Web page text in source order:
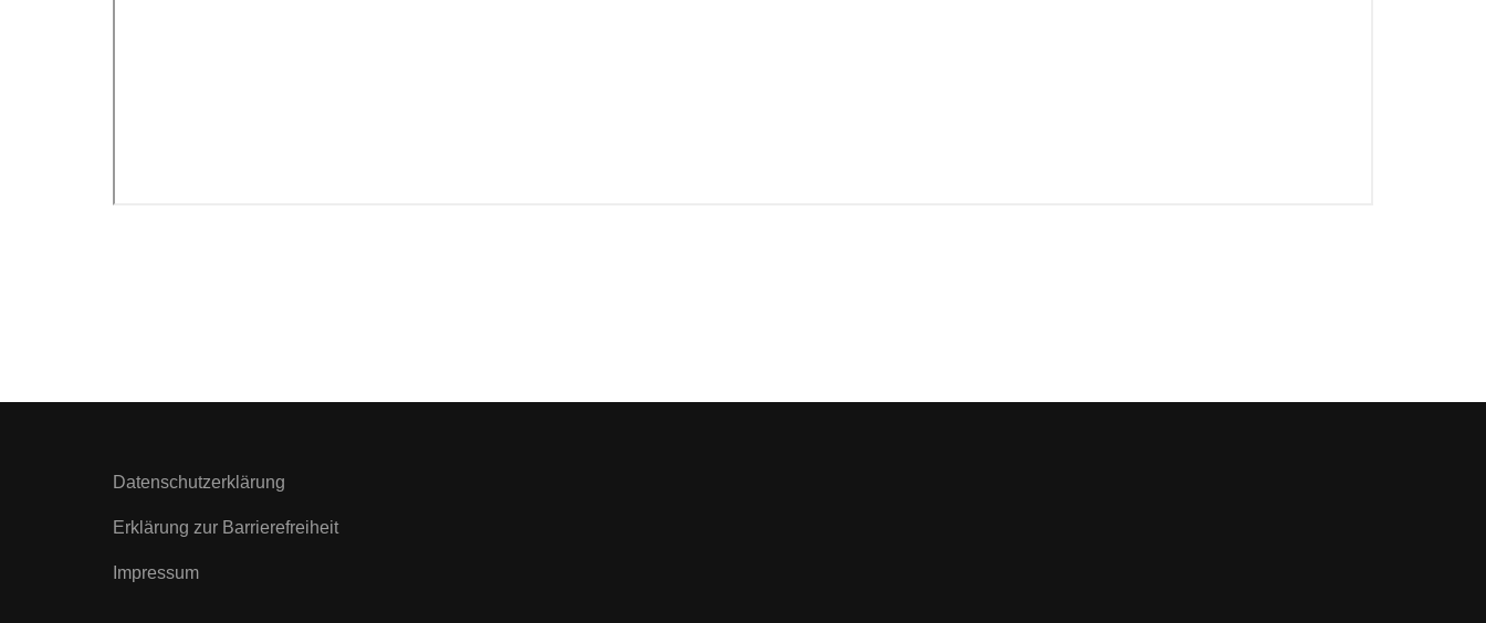
Datenschutzerklärung
Erklärung zur Barrierefreiheit
Impressum